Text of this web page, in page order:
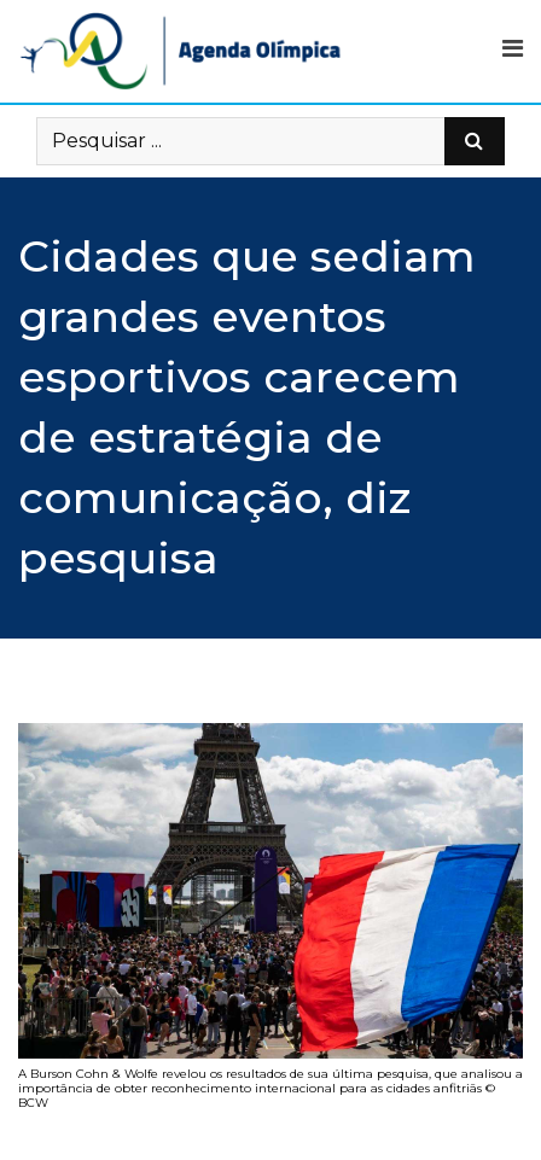
content
Cidades que sediam
grandes eventos
esportivos carecem
de estratégia de
comunicação, diz
pesquisa
A Burson Cohn & Wolfe revelou os resultados de sua última pesquisa, que analisou a
importância de obter reconhecimento internacional para as cidades anfitriãs ©
BCW